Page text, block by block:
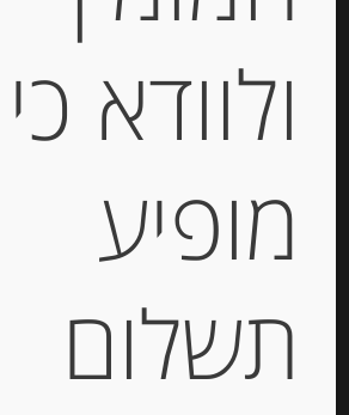
סירופ אגבה
ולוודא כי
מופיע
תשלום